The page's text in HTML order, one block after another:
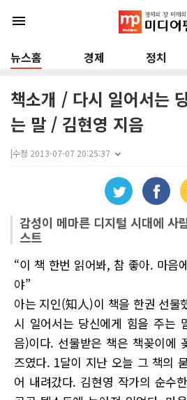
menu
뉴스홈 경제 정치
책소개 / 다시 일어서는
는 말 / 김현영 지음
|수정 2013-07-07 20:25:37
감성이 메마른 디지털 시대에 사
스트
“이 책 한번 읽어봐, 참 좋아. 마음
야”
아는 지인(知人)이 책을 한권 선물
시 일어서는 당신에게 힘을 주는
음)이다. 선물받은 책은 책꽂이에
즈였다. 1달이 지난 오늘 그 책의
어 내려갔다. 김현영 작가의 순수